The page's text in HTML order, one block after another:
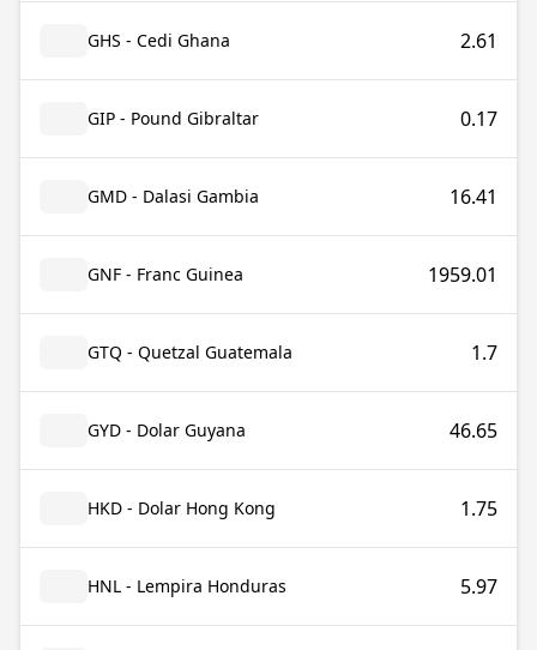
GHS - Cedi Ghana 2.61
GIP - Pound Gibraltar 0.17
GMD - Dalasi Gambia 16.41
GNF - Franc Guinea 1959.01
GTQ - Quetzal Guatemala 1.7
GYD - Dolar Guyana 46.65
HKD - Dolar Hong Kong 1.75
HNL - Lempira Honduras 5.97